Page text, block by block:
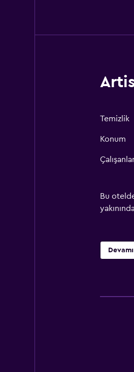
Temizlik
Konum
Bu